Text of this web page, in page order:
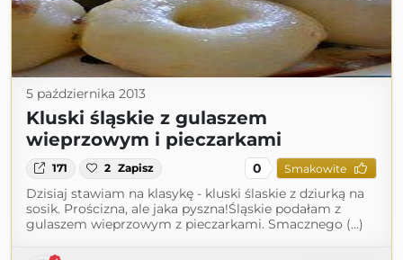
5 października 2013
Kluski śląskie z gulaszem
wieprzowym i pieczarkami
171 2 Zapisz 0 Smakowite
Dzisiaj stawiam na klasykę - kluski ślaskie z dziurką na
sosik. Prościzna, ale jaka pyszna!Śląskie podałam z
gulaszem wieprzowym z pieczarkami. Smacznego (...)